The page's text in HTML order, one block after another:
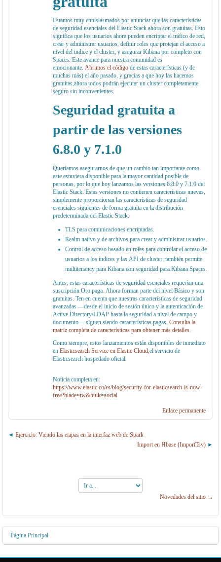
Estamos muy entusiasmados por anunciar que las características
de seguridad esenciales del Elastic Stack ahora son gratuitas. Esto
significa que los usuarios ahora pueden encriptar el tráfico de red,
crear y administrar usuarios, definir roles que protejan el acceso a
nivel del indice y el cluster, y asegurar Kibana por completo con
Spaces. Este avance para nuestra comunidad es
emocionante. Abrimos el código de estas características (y de
muchas más) el año pasado, y gracias a que hoy las hacemos
gratuitas,ahora todos podrán ejecutar un cluster completamente
seguro sin inconvenientes.
Seguridad gratuita a
partir de las versiones
6.8.0 y 7.1.0
Queríamos asegurarnos de que un cambio tan importante como
este estuviera disponible para la mayor cantidad posible de
personas, por lo que hoy lanzamos las versiones 6.8.0 y 7.1.0 del
Elastic Stack. Estas versiones no contienen características nuevas,
simplemente proporcionan las características de seguridad
esenciales siguientes de forma gratuita en la distribución
predeterminada del Elastic Stack:
TLS para comunicaciones encriptadas.
Realm nativo y de archivos para crear y administrar usuarios.
Control de acceso basado en roles para controlar el acceso de
usuarios a los índices y las API de cluster; también permite
multitenancy para Kibana con seguridad para Kibana Spaces.
Antes, estas características de seguridad esenciales requerían una
suscripción Oro paga. Ahora forman parte del nivel Básico y son
gratuitas. Ten en cuenta que nuestras características de seguridad
avanzadas —desde el inicio de sesión único y la autenticación de
Active Directory/LDAP hasta la seguridad a nivel de campo y
documento— siguen siendo características pagas. Consulta la
matriz completa de características para obtener más detalles.
Como siempre, estos lanzamientos están disponibles de inmediato
en Elasticsearch Service en Elastic Cloud,el servicio de
Elasticsearch hospedado oficial.
Noticia completa en:
https://www.elastic.co/es/blog/security-for-elasticsearch-is-now-
free?blade=tw&hulk=social
Enlace permanente
Ejercicio: Viendo las etapas en la interfaz web de Spark
Import en Hbase (ImportTsv)
a...
Novedades del sitio →
Página Principal